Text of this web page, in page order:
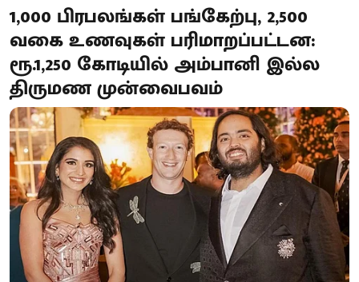
1,000 பிரபலங்கள் பங்கேற்பு, 2,500
வகை உணவுகள் பரிமாறப்பட்டன:
ரூ.1,250 கோடியில் அம்பானி இல்ல
திருமண முன்வைபவம்